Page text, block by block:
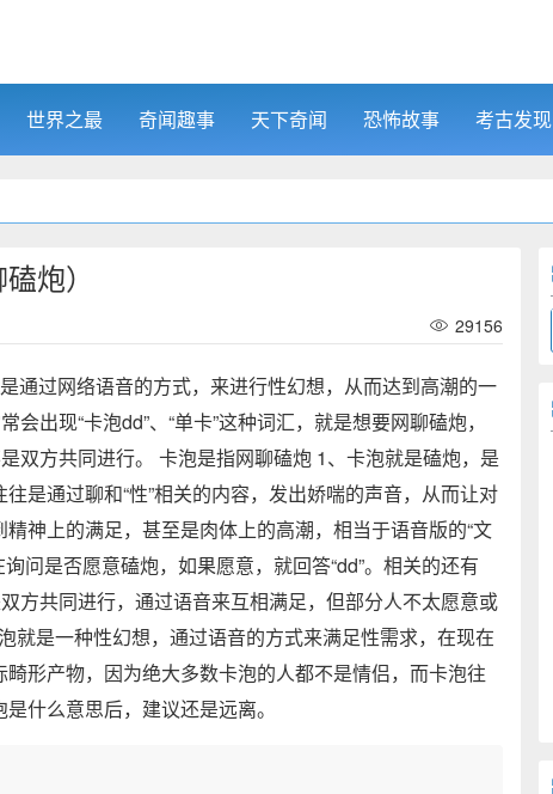
世界之最 奇闻趣事 天下奇闻 恐怖故事 考古发现
炮）
29156
过网络语音的方式，来进行性幻想，从而达到高潮的一
出现“卡泡dd”、“单卡”这种词汇，就是想要网聊磕炮，
双方共同进行。 卡泡是指网聊磕炮 1、卡泡就是磕炮，是
是通过聊和“性”相关的内容，发出娇喘的声音，从而让对
神上的满足，甚至是肉体上的高潮，相当于语音版的“文
问是否愿意磕炮，如果愿意，就回答“dd”。相关的还有
方共同进行，通过语音来互相满足，但部分人不太愿意或
就是一种性幻想，通过语音的方式来满足性需求，在现在
形产物，因为绝大多数卡泡的人都不是情侣，而卡泡往
什么意思后，建议还是远离。